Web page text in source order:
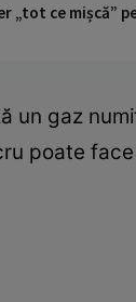
„tot ce mișcă”
un gaz
poate